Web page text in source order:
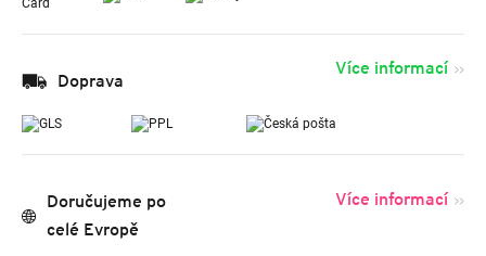
Doprava
Více informací
Doručujeme po
celé Evropě
Více informací